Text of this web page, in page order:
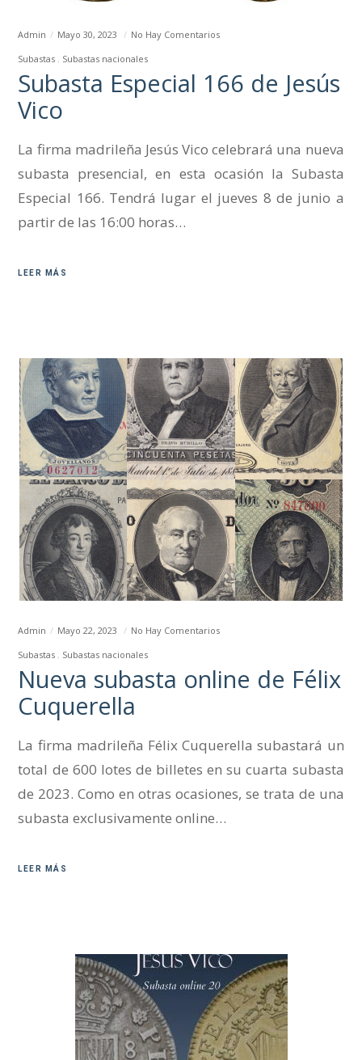
Admin Mayo 30, 2023
No Hay Comentarios
Subastas
Subastas nacionales
Subasta Especial 166 de Jesús
Vico
La firma madrileña Jesús Vico celebrará una nueva
subasta presencial, en esta ocasión la Subasta
Especial 166. Tendrá lugar el jueves 8 de junio a
partir de las 16:00 horas…
LEER MÁS
Admin Mayo 22, 2023
No Hay Comentarios
Subastas
Subastas nacionales
Nueva subasta online de Félix
Cuquerella
La firma madrileña Félix Cuquerella subastará un
total de 600 lotes de billetes en su cuarta subasta
de 2023. Como en otras ocasiones, se trata de una
subasta exclusivamente online…
LEER MÁS